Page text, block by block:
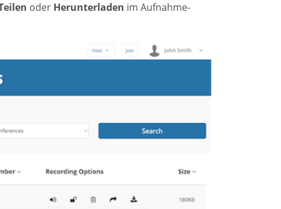
oder Herunterladen im Aufnahme-